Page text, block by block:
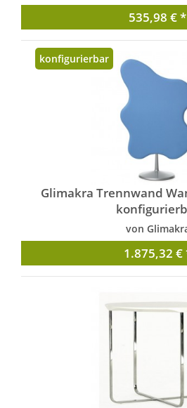
535,98 € *
Glimakra Trennwand
von
konfigurierbar
1.875,32 €